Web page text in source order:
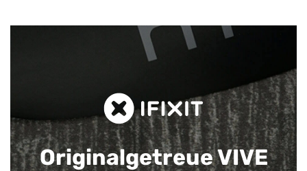
Originalgetreue VIVE